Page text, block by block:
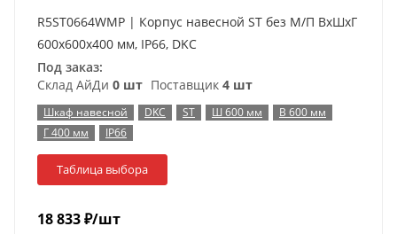
R5ST0664WMP | Корпус навесной ST без М/П ВxШxГ
600x600x400 мм, IP66, DKC
Под заказ:
Склад АйДи 0 шт Поставщик 4 шт
Шкаф навесной DKC ST Ш 600 мм
В 600 мм
Г 400 мм
IP66
Таблица выбора
18 833₽/шт